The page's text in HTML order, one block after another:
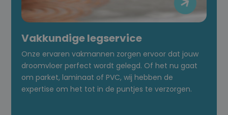
Vakkundige legservice
Onze ervaren vakmannen zorgen ervoor dat jouw
droomvloer perfect wordt gelegd. Of het nu gaat
om parket, laminaat of PVC, wij hebben de
expertise om het tot in de puntjes te verzorgen.